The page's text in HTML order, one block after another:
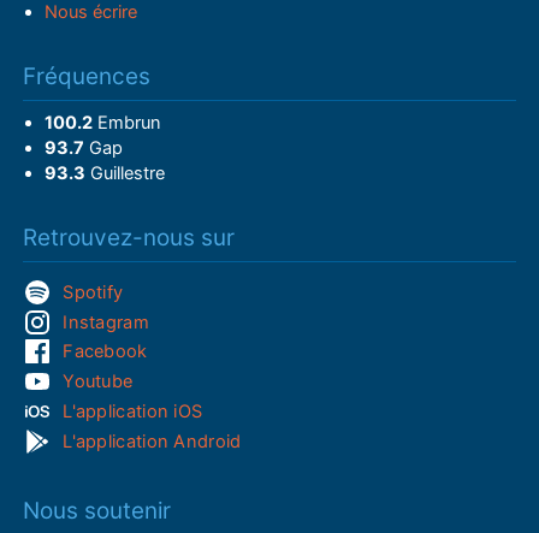
Nous écrire
Fréquences
100.2Embrun
93.7 Gap
93.3 Guillestre
Retrouvez-nous sur
Spotify
Instagram
Facebook
Youtube
L'application iOS
L'application Android
Nous soutenir